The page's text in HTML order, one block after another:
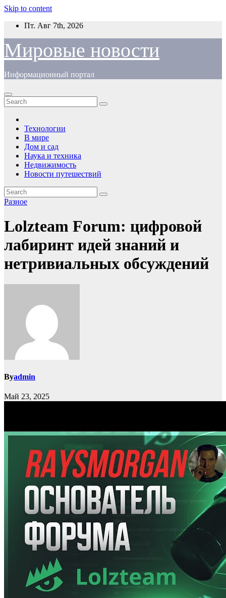
Skip to content
Пт. Авг 7th, 2026
Мировые новости
Информационный портал
Технологии
В мире
Дом и сад
Наука и техника
Недвижимость
Новости путешествий
Разное
Lolzteam Forum: цифровой
лабиринт идей знаний и
нетривиальных обсуждений
Byadmin
Май 23, 2025